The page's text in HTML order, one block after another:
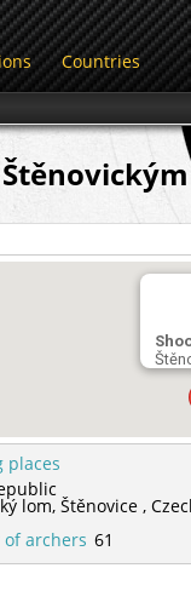
Countries
places
lom,Štěnovice ,
archers 61